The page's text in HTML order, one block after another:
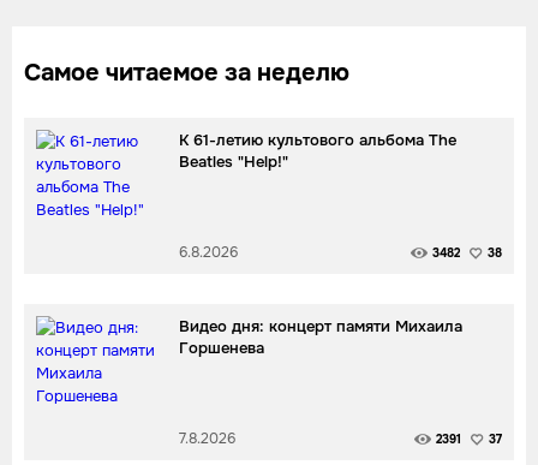
Самое читаемое за неделю
К 61-летию культового альбома The
Beatles "Help!"
6.8.2026 3482 38
Видео дня: концерт памяти Михаила
Горшенева
7.8.2026 2391 37